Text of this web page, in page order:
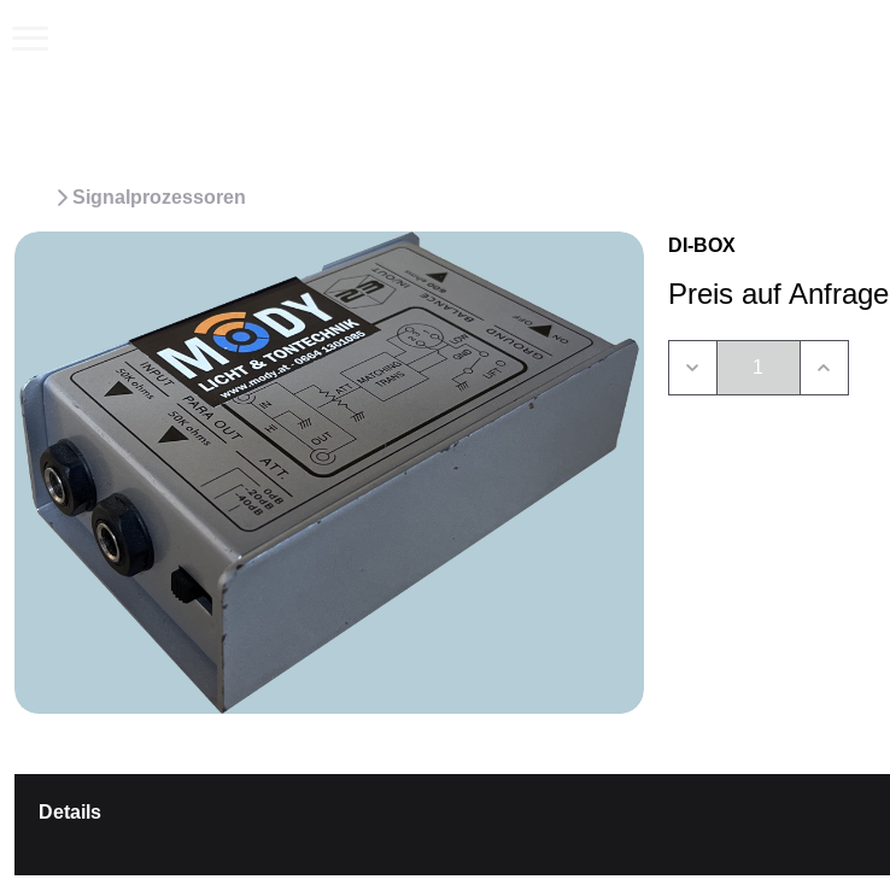
Signalprozessoren
DI-BOX
Preis auf Anfrage
Details